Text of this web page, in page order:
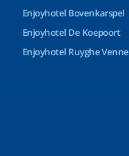
Enjoyhotel Bovenkarspel
Enjoyhotel De Koepoort
Enjoyhotel Ruyghe Venne